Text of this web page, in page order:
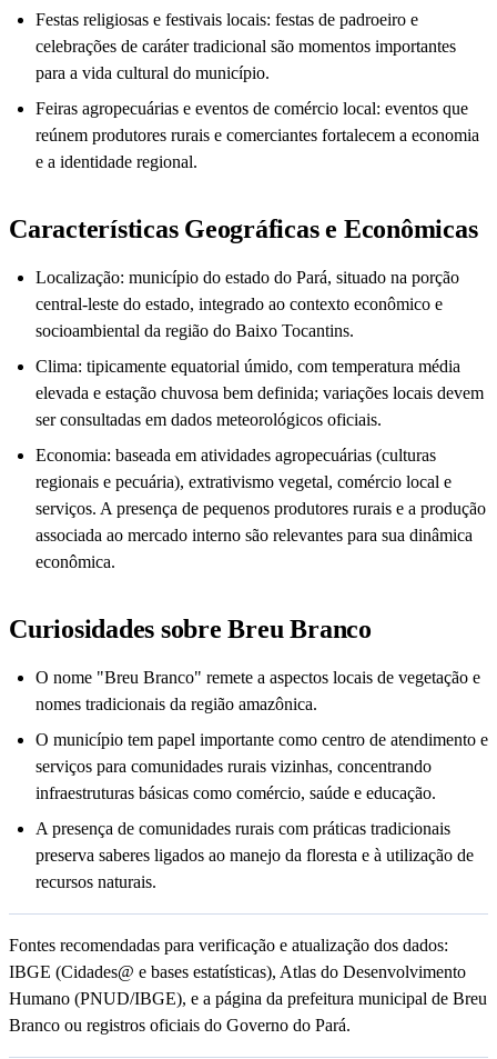
Festas religiosas e festivais locais: festas de padroeiro e
celebrações de caráter tradicional são momentos importantes
para a vida cultural do município.
Feiras agropecuárias e eventos de comércio local: eventos que
reúnem produtores rurais e comerciantes fortalecem a economia
e a identidade regional.
Características Geográficas e Econômicas
Localização: município do estado do Pará, situado na porção
central-leste do estado, integrado ao contexto econômico e
socioambiental da região do Baixo Tocantins.
Clima: tipicamente equatorial úmido, com temperatura média
elevada e estação chuvosa bem definida; variações locais devem
ser consultadas em dados meteorológicos oficiais.
Economia: baseada em atividades agropecuárias (culturas
regionais e pecuária), extrativismo vegetal, comércio local e
serviços. A presença de pequenos produtores rurais e a produção
associada ao mercado interno são relevantes para sua dinâmica
econômica.
Curiosidades sobre Breu Branco
O nome "Breu Branco" remete a aspectos locais de vegetação e
nomes tradicionais da região amazônica.
O município tem papel importante como centro de atendimento e
serviços para comunidades rurais vizinhas, concentrando
infraestruturas básicas como comércio, saúde e educação.
A presença de comunidades rurais com práticas tradicionais
preserva saberes ligados ao manejo da floresta e à utilização de
recursos naturais.
Fontes recomendadas para verificação e atualização dos dados:
IBGE (Cidades@ e bases estatísticas), Atlas do Desenvolvimento
Humano (PNUD/IBGE), e a página da prefeitura municipal de Breu
Branco ou registros oficiais do Governo do Pará.